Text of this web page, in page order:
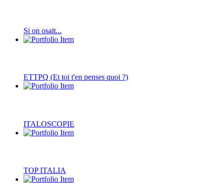
Si on osait...
ETTPQ (Et toi t'en penses quoi ?)
ITALOSCOPIE
TOP ITALIA